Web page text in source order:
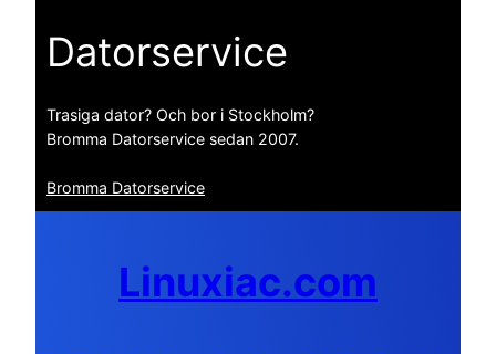
Datorservice
Trasiga dator? Och bor i Stockholm?
Bromma Datorservice sedan 2007.
Bromma Datorservice
Linuxiac.com